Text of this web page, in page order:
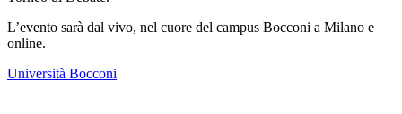
L’evento sarà dal vivo, nel cuore del campus Bocconi a Milano e
online.
Università Bocconi